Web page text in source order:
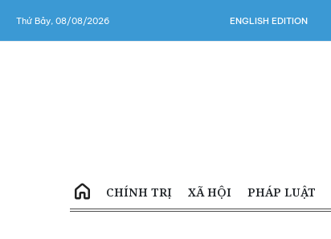
Thứ Bảy, 08/08/2026 ENGLISH EDITION
CHÍNH TRỊ XÃ HỘI PHÁP LUẬT